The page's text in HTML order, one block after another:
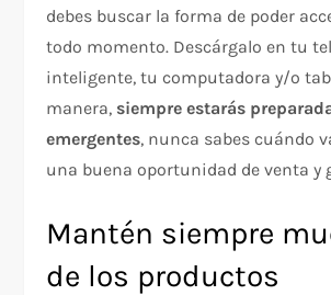
debes buscar la forma de poder
todo momento. Descárgalo en tu
inteligente, tu computadora y/o
manera, siempre estarás
emergentes, nunca sabes cuándo
una buena oportunidad de venta y
Mantén siempre
de los productos